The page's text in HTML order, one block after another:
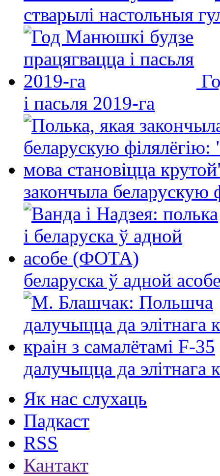
стварылі настольныя
і пасьля 2019-га
закончыла беларускую
беларуска ў адной
далучыцца да элітнага
Як нас слухаць
Падкаст
RSS
Кантакт